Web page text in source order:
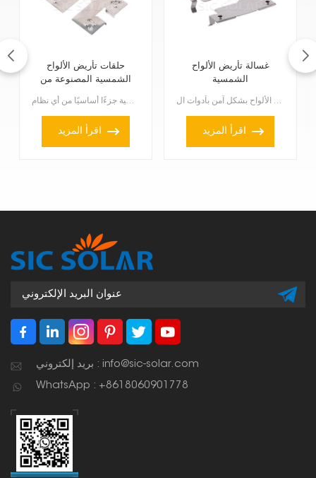
حلقات تأريض الألواح
الشمسية المصنوعة من
تُعدّ حلقات التأريض المصنوعة من الفولاذ المقاوم للصدأ لألواح الطاقة الشمسية جزءًا أساسيًا من أي نظام...
اقرأ المزيد
غسالة تأريض الألواح
الشمسية
تُعدّ حلقات التأريض الخاصة بالألواح الشمسية بالغة الأهمية، فهي تضمن توصيل الألواح بشكل آمن بأدوات ال...
اقرأ المزيد
بريد إلكتروني : info@sic-solar.com
WhatsApp : +8618060901778